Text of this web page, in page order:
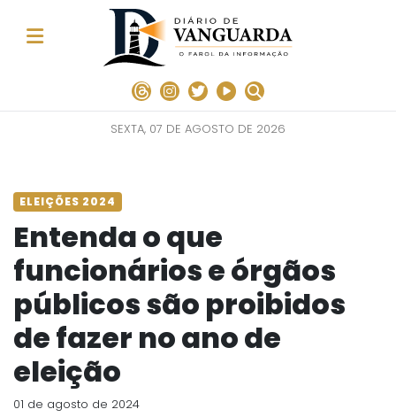
SEXTA, 07 DE AGOSTO DE 2026
ELEIÇÕES 2024
Entenda o que
funcionários e órgãos
públicos são proibidos
de fazer no ano de
eleição
01 de agosto de 2024